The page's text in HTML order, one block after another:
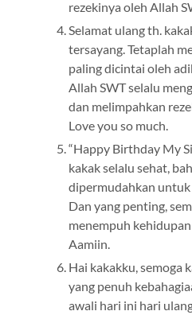
rezekinya oleh Allah
Selamat ulang th.
tersayang. Tetaplah
paling dicintai oleh
Allah SWT selalu
dan melimpahkan
Love you so much.
“Happy Birthday My
kakak selalu sehat,
dipermudahkan
Dan yang penting,
menempuh
Aamiin.
Hai kakakku, semoga
yang penuh
awali hari ini hari